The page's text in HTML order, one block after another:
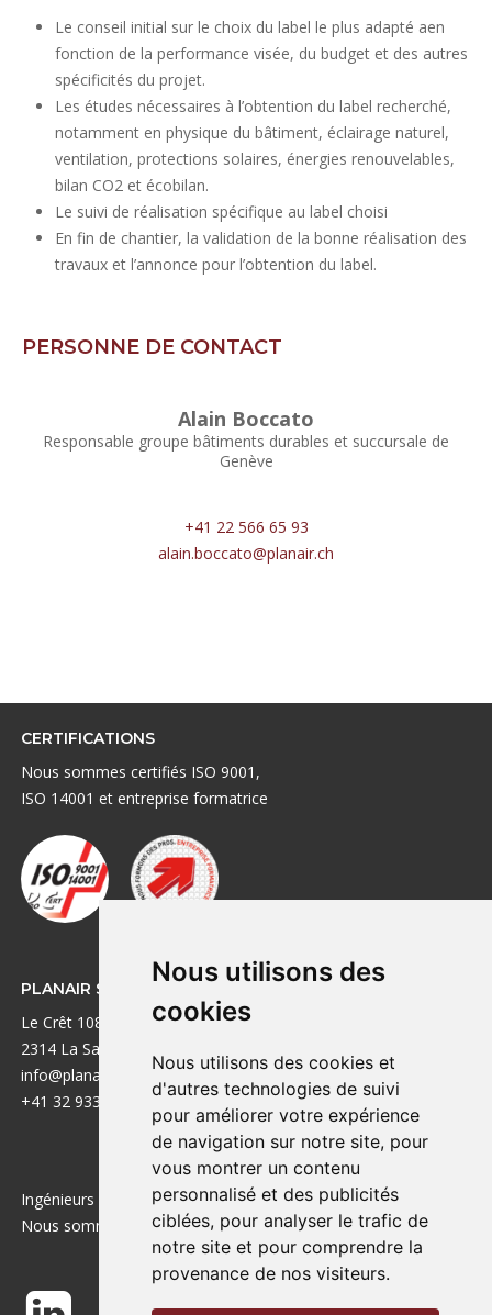
Nous utilisons des
cookies
Nous utilisons des cookies et
d'autres technologies de suivi
pour améliorer votre expérience
de navigation sur notre site, pour
vous montrer un contenu
personnalisé et des publicités
ciblées, pour analyser le trafic de
notre site et pour comprendre la
provenance de nos visiteurs.
Le conseil initial sur le choix du label le plus adapté aen
fonction de la performance visée, du budget et des autres
spécificités du projet.
Les études nécessaires à l’obtention du label recherché,
notamment en physique du bâtiment, éclairage naturel,
ventilation, protections solaires, énergies renouvelables,
bilan CO2 et écobilan.
Le suivi de réalisation spécifique au label choisi
En fin de chantier, la validation de la bonne réalisation des
travaux et l’annonce pour l’obtention du label.
PERSONNE DE CONTACT
Alain Boccato
Responsable groupe bâtiments durables et succursale de
Genève
+41 22 566 65 93
alain.boccato@planair.ch
CERTIFICATIONS
Nous sommes certifiés ISO 9001,
ISO 14001 et entreprise formatrice
PLANAIR SA
Le Crêt 108A
2314 La Sagne
info@planair.ch
+41 32 933 88 40
LIENS UTILES
Réalisations
A propos
Emplois
Contact
Ingénieurs de la transition énergétique depuis 1985.
Nous sommes aussi actifs en France !